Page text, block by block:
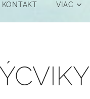
KONTAKT VIAC